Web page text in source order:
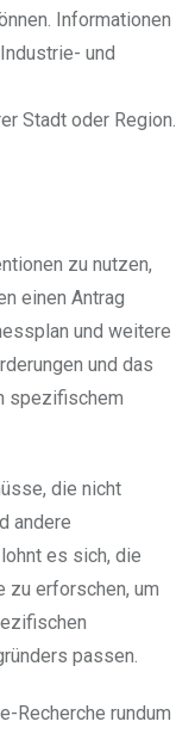
Informationen
und
Stadt oder Region.
zu nutzen,
einen Antrag
und weitere
und das
spezifischem
die nicht
andere
es sich, die
zu erforschen, um
passen.
Recherche rundum